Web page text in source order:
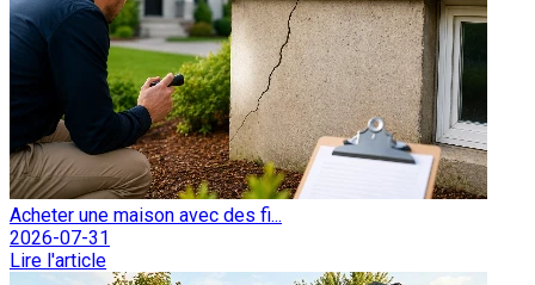
Acheter une maison avec des fi...
2026-07-31
Lire l'article